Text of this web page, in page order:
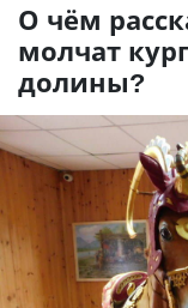
О чём
молчат
долины?